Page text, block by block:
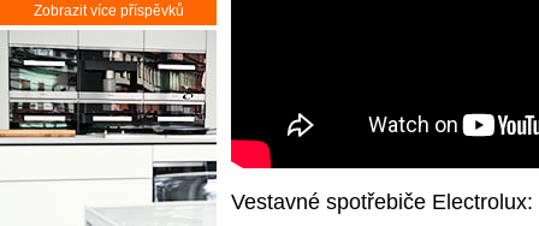
Vestavné spotřebiče
Zobrazit více příspěvků